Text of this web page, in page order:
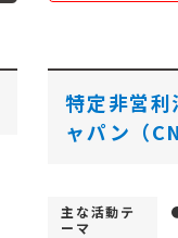
特定非営
ャパン（
主な活動テ
ーマ